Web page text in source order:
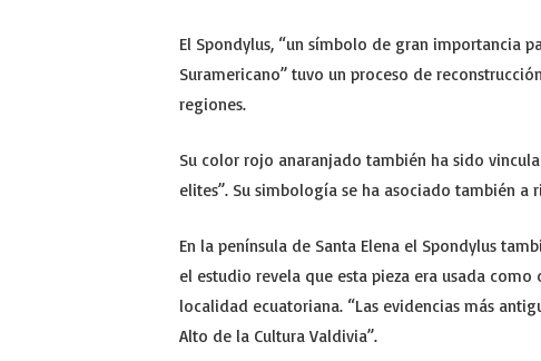
El Spondylus, “un símbolo de gran importancia
Suramericano” tuvo un proceso de
regiones.
Su color rojo anaranjado también ha sido
elites”. Su simbología se ha asociado también a
En la península de Santa Elena el Spondylus
el estudio revela que esta pieza era usada
localidad ecuatoriana. “Las evidencias más
Alto de la Cultura Valdivia”.